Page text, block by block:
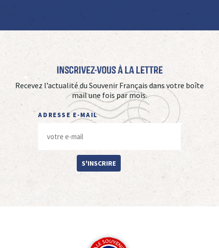
Inscrivez-vous à La Lettre
Recevez l’actualité du Souvenir Français dans votre boîte
mail une fois par mois.
ADRESSE E-MAIL
S'INSCRIRE